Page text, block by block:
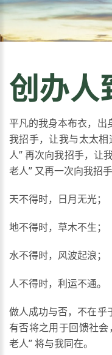
创办人
平凡的我身本布衣，出
我招手，让我与太太
人” 再次向我招手，让
老人” 又再一次向我招
天不得时，日月无光；
地不得时，草木不生；
水不得时，风波起浪；
人不得时，利运不通。
做人成功与否，不在乎
有否将之用于回馈社
老人” 将与我同在。